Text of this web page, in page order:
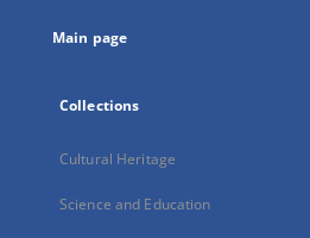
Main page
Collections
Cultural Heritage
Science and Education